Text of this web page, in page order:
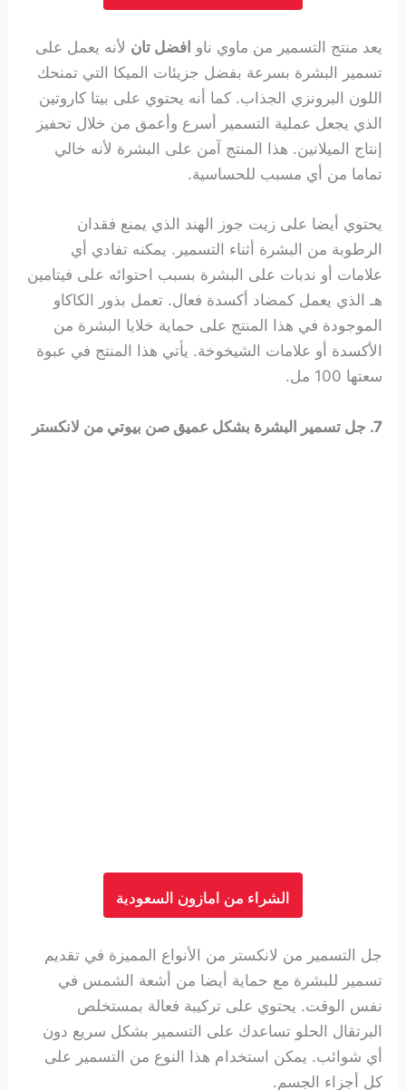
يعد منتج التسمير من ماوي ناو افضل تان لأنه يعمل على
تسمير البشرة بسرعة بفضل جزيئات الميكا التي تمنحك
اللون البرونزي الجذاب. كما أنه يحتوي على بيتا كاروتين
الذي يجعل عملية التسمير أسرع وأعمق من خلال تحفيز
إنتاج الميلانين. هذا المنتج آمن على البشرة لأنه خالي
تماما من أي مسبب للحساسية.
يحتوي أيضا على زيت جوز الهند الذي يمنع فقدان
الرطوبة من البشرة أثناء التسمير. يمكنه تفادي أي
علامات أو ندبات على البشرة بسبب احتوائه على فيتامين
هـ الذي يعمل كمضاد أكسدة فعال. تعمل بذور الكاكاو
الموجودة في هذا المنتج على حماية خلايا البشرة من
الأكسدة أو علامات الشيخوخة. يأتي هذا المنتج في عبوة
سعتها 100 مل.
7. جل تسمير البشرة بشكل عميق صن بيوتي من لانكستر
الشراء من امازون السعودية
جل التسمير من لانكستر من الأنواع المميزة في تقديم
تسمير للبشرة مع حماية أيضا من أشعة الشمس في
نفس الوقت. يحتوي على تركيبة فعالة بمستخلص
البرتقال الحلو تساعدك على التسمير بشكل سريع دون
أي شوائب. يمكن استخدام هذا النوع من التسمير على
كل أجزاء الجسم.